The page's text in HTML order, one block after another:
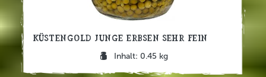
Küstengold Junge Erbsen sehr fein
Inhalt: 0.45 kg